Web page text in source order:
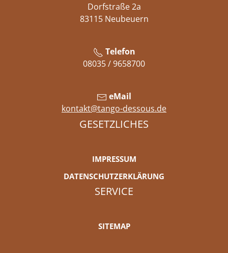
Dorfstraße 2a
83115 Neubeuern
Telefon
08035 / 9658700
eMail
kontakt@tango-dessous.de
GESETZLICHES
IMPRESSUM
DATENSCHUTZERKLÄRUNG
SERVICE
SITEMAP